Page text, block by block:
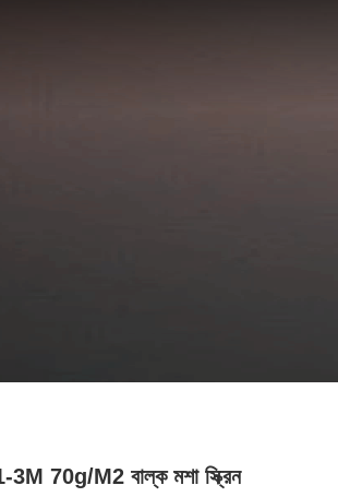
3M 70g/M2 বাল্ক মশা স্ক্রিন